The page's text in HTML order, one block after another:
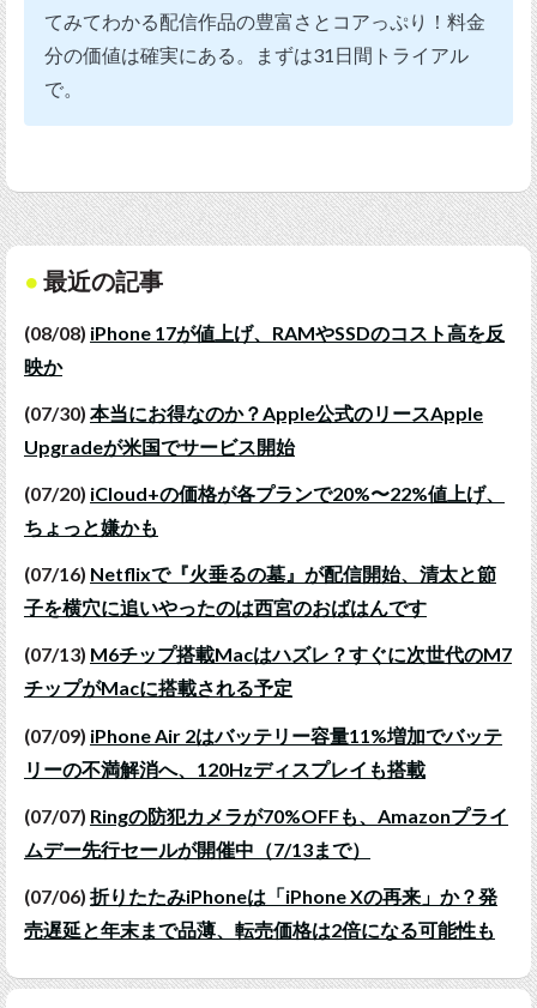
てみてわかる配信作品の豊富さとコアっぷり！料金
分の価値は確実にある。まずは31日間トライアル
で。
最近の記事
(08/08) iPhone 17が値上げ、RAMやSSDのコスト高を反
映か
(07/30) 本当にお得なのか？Apple公式のリースApple
Upgradeが米国でサービス開始
(07/20) iCloud+の価格が各プランで20%〜22%値上げ、
ちょっと嫌かも
(07/16) Netflixで『火垂るの墓』が配信開始、清太と節
子を横穴に追いやったのは西宮のおばはんです
(07/13) M6チップ搭載Macはハズレ？すぐに次世代のM7
チップがMacに搭載される予定
(07/09) iPhone Air 2はバッテリー容量11%増加でバッテ
リーの不満解消へ、120Hzディスプレイも搭載
(07/07) Ringの防犯カメラが70%OFFも、Amazonプライ
ムデー先行セールが開催中（7/13まで）
(07/06) 折りたたみiPhoneは「iPhone Xの再来」か？発
売遅延と年末まで品薄、転売価格は2倍になる可能性も